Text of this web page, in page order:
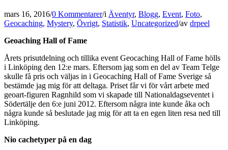
mars 16, 2016/0 Kommentarer/i Äventyr, Blogg, Event, Foto,
Geocaching, Mystery, Övrigt, Statistik, Uncategorized/av drpeel
Geoaching Hall of Fame
Årets prisutdelning och tillika event Geocaching Hall of Fame hölls
i Linköping den 12:e mars. Eftersom jag som en del av Team Telge
skulle få pris och väljas in i Geocaching Hall of Fame Sverige så
bestämde jag mig för att deltaga. Priset får vi för vårt arbete med
geoart-figuren Ragnhild som vi skapade till Nationaldagseventet i
Södertälje den 6:e juni 2012. Eftersom några inte kunde åka och
några kunde så beslutade jag mig för att ta en egen liten resa ned till
Linköping.
Nio cachetyper på en dag